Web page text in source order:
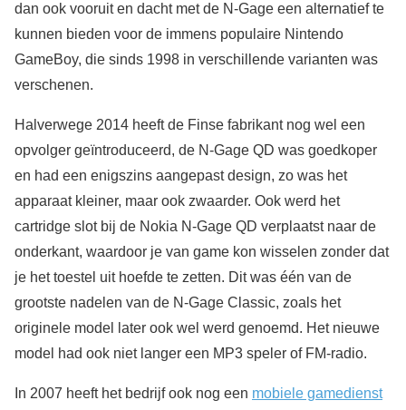
dan ook vooruit en dacht met de N-Gage een alternatief te
kunnen bieden voor de immens populaire Nintendo
GameBoy, die sinds 1998 in verschillende varianten was
verschenen.
Halverwege 2014 heeft de Finse fabrikant nog wel een
opvolger geïntroduceerd, de N-Gage QD was goedkoper
en had een enigszins aangepast design, zo was het
apparaat kleiner, maar ook zwaarder. Ook werd het
cartridge slot bij de Nokia N-Gage QD verplaatst naar de
onderkant, waardoor je van game kon wisselen zonder dat
je het toestel uit hoefde te zetten. Dit was één van de
grootste nadelen van de N-Gage Classic, zoals het
originele model later ook wel werd genoemd. Het nieuwe
model had ook niet langer een MP3 speler of FM-radio.
In 2007 heeft het bedrijf ook nog een mobiele gamedienst